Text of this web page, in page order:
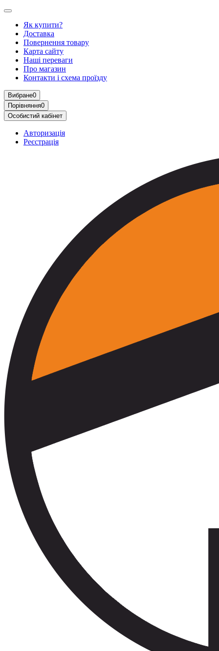
Як купити?
Доставка
Повернення товару
Карта сайту
Наші переваги
Про магазин
Контакти і схема проїзду
Вибране0
Порівняння0
Особистий кабінет
Авторизація
Реєстрація